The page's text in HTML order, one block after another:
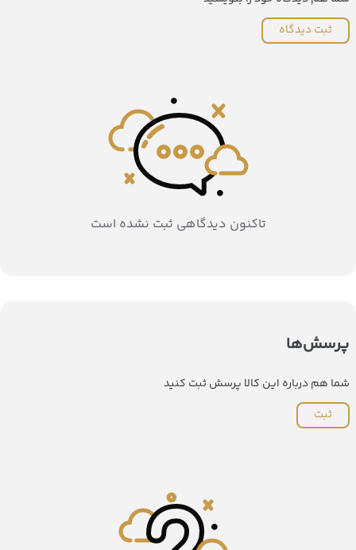
ثبت دیدگاه
تاکنون دیدگاهی ثبت نشده است
پرسش‌ها
شما هم درباره این کالا پرسش ثبت کنید
ثبت